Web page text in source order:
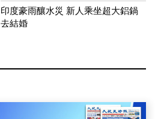
印度豪雨釀水災 新人乘坐超大鋁鍋
去結婚